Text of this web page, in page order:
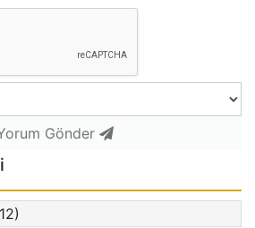
Gönder